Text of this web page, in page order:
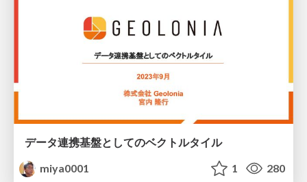
データ連携基盤としてのベクトルタイル
miya0001
1 280